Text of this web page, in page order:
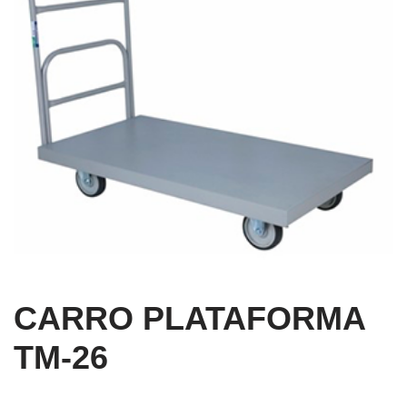
CARRO PLATAFORMA
TM-26